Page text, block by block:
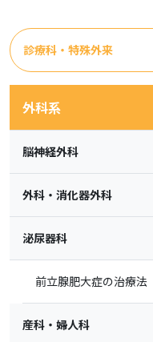
診療科・特殊外来
外科系
脳神経外科
外科・消化器外科
泌尿器科
前立腺肥大症の治療法
産科・婦人科